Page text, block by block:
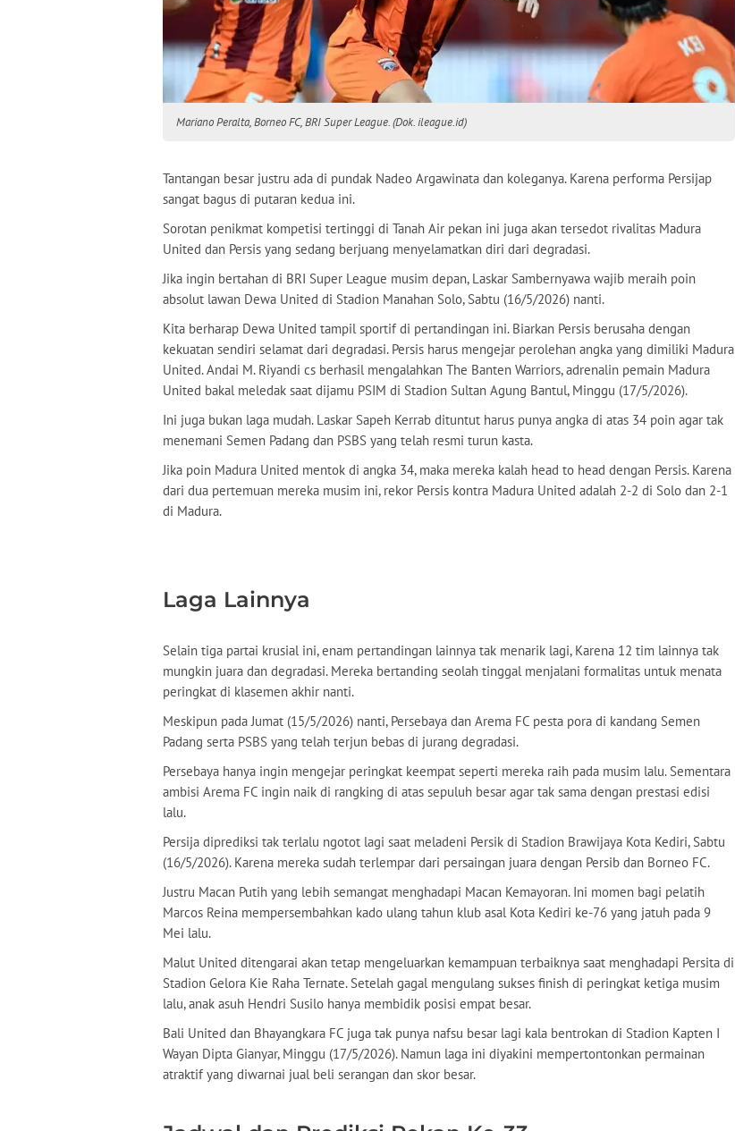
Mariano Peralta, Borneo FC, BRI Super League. (Dok. ileague.id)
Tantangan besar justru ada di pundak Nadeo Argawinata dan koleganya. Karena performa Persijap
sangat bagus di putaran kedua ini.
Sorotan penikmat kompetisi tertinggi di Tanah Air pekan ini juga akan tersedot rivalitas Madura
United dan Persis yang sedang berjuang menyelamatkan diri dari degradasi.
Jika ingin bertahan di BRI Super League musim depan, Laskar Sambernyawa wajib meraih poin
absolut lawan Dewa United di Stadion Manahan Solo, Sabtu (16/5/2026) nanti.
Kita berharap Dewa United tampil sportif di pertandingan ini. Biarkan Persis berusaha dengan
kekuatan sendiri selamat dari degradasi. Persis harus mengejar perolehan angka yang dimiliki Madura
United. Andai M. Riyandi cs berhasil mengalahkan The Banten Warriors, adrenalin pemain Madura
United bakal meledak saat dijamu PSIM di Stadion Sultan Agung Bantul, Minggu (17/5/2026).
Ini juga bukan laga mudah. Laskar Sapeh Kerrab dituntut harus punya angka di atas 34 poin agar tak
menemani Semen Padang dan PSBS yang telah resmi turun kasta.
Jika poin Madura United mentok di angka 34, maka mereka kalah head to head dengan Persis. Karena
dari dua pertemuan mereka musim ini, rekor Persis kontra Madura United adalah 2-2 di Solo dan 2-1
di Madura.
Laga Lainnya
Selain tiga partai krusial ini, enam pertandingan lainnya tak menarik lagi, Karena 12 tim lainnya tak
mungkin juara dan degradasi. Mereka bertanding seolah tinggal menjalani formalitas untuk menata
peringkat di klasemen akhir nanti.
Meskipun pada Jumat (15/5/2026) nanti, Persebaya dan Arema FC pesta pora di kandang Semen
Padang serta PSBS yang telah terjun bebas di jurang degradasi.
Persebaya hanya ingin mengejar peringkat keempat seperti mereka raih pada musim lalu. Sementara
ambisi Arema FC ingin naik di rangking di atas sepuluh besar agar tak sama dengan prestasi edisi
lalu.
Persija diprediksi tak terlalu ngotot lagi saat meladeni Persik di Stadion Brawijaya Kota Kediri, Sabtu
(16/5/2026). Karena mereka sudah terlempar dari persaingan juara dengan Persib dan Borneo FC.
Justru Macan Putih yang lebih semangat menghadapi Macan Kemayoran. Ini momen bagi pelatih
Marcos Reina mempersembahkan kado ulang tahun klub asal Kota Kediri ke-76 yang jatuh pada 9
Mei lalu.
Malut United ditengarai akan tetap mengeluarkan kemampuan terbaiknya saat menghadapi Persita di
Stadion Gelora Kie Raha Ternate. Setelah gagal mengulang sukses finish di peringkat ketiga musim
lalu, anak asuh Hendri Susilo hanya membidik posisi empat besar.
Bali United dan Bhayangkara FC juga tak punya nafsu besar lagi kala bentrokan di Stadion Kapten I
Wayan Dipta Gianyar, Minggu (17/5/2026). Namun laga ini diyakini mempertontonkan permainan
atraktif yang diwarnai jual beli serangan dan skor besar.